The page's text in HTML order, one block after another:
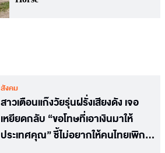
สังคม
สาวเตือนแก๊งวัยรุ่นฝรั่งเสียงดัง เจอ
เหยียดกลับ “ขอโทษที่เอาเงินมาให้
ประเทศคุณ” ชี้ไม่อยากให้คนไทยเพิก